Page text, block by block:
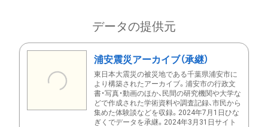
データの提供元
浦安震災アーカイブ（承継）
東日本大震災の被災地である千葉県浦安市に
より構築されたアーカイブ。浦安市の行政文
書・写真・動画のほか、民間の研究機関や大学な
どで作成された学術資料や調査記録、市民から
集めた体験談などを収録。2024年7月1日ひな
ぎくでデータを承継。2024年3月31日サイト